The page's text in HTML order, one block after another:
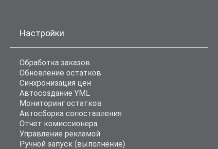
Настройки
Обработка заказов
Обновление остатков
Синхронизация цен
Автосоздание YML
Мониторинг остатков
Автосборка сопоставления
Отчет комиссионера
Управление рекламой
Ручной запуск (выполнение)